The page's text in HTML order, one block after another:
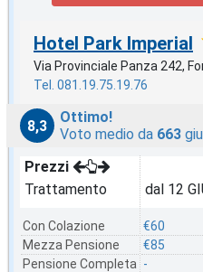
Hotel Park Imperial
Via Provinciale Panza 242,
Tel. 081.19.75.19.76
8,3
Ottimo!
Voto medio da 663
Prezzi
Trattamento
Con Colazione
Mezza Pensione
Pensione Completa
dal 12
€60
€85
-